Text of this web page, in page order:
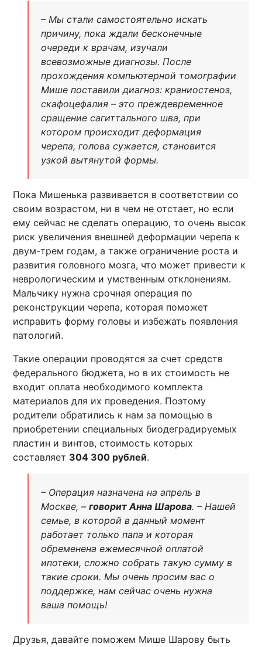
– Мы стали самостоятельно искать
причину, пока ждали бесконечные
очереди к врачам, изучали
всевозможные диагнозы. После
прохождения компьютерной томографии
Мише поставили диагноз: краниостеноз,
скафоцефалия – это преждевременное
сращение сагиттального шва, при
котором происходит деформация
черепа, голова сужается, становится
узкой вытянутой формы.
Пока Мишенька развивается в соответствии со
своим возрастом, ни в чем не отстает, но если
ему сейчас не сделать операцию, то очень высок
риск увеличения внешней деформации черепа к
двум-трем годам, а также ограничение роста и
развития головного мозга, что может привести к
неврологическим и умственным отклонениям.
Мальчику нужна срочная операция по
реконструкции черепа, которая поможет
исправить форму головы и избежать появления
патологий.
Такие операции проводятся за счет средств
федерального бюджета, но в их стоимость не
входит оплата необходимого комплекта
материалов для их проведения. Поэтому
родители обратились к нам за помощью в
приобретении специальных биодеградируемых
пластин и винтов, стоимость которых
составляет 304 300 рублей.
– Операция назначена на апрель в
Москве, – говорит Анна Шарова. – Нашей
семье, в которой в данный момент
работает только папа и которая
обременена ежемесячной оплатой
ипотеки, сложно собрать такую сумму в
такие сроки. Мы очень просим вас о
поддержке, нам сейчас очень нужна
ваша помощь!
Друзья, давайте поможем Мише Шарову быть